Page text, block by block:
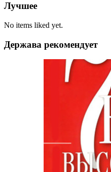
Лучшее
No items liked yet.
Держава рекомендует